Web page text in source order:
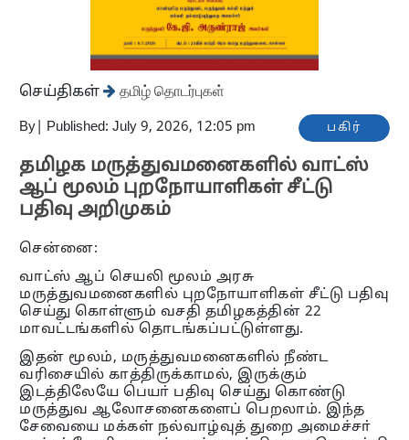
செய்திகள் தமிழ் தொடர்புகள்
By Published: July 9, 2026, 12:05 pm பகிர்
தமிழக மருத்துவமனைகளில் வாட்ஸ்
ஆப் மூலம் புறநோயாளிகள் சீட்டு
பதிவு அறிமுகம்
சென்னை:
வாட்ஸ் ஆப் செயலி மூலம் அரசு
மருத்துவமனைகளில் புறநோயாளிகள் சீட்டு பதிவு
செய்து கொள்ளும் வசதி தமிழகத்தின் 22
மாவட்டங்களில் தொடங்கப்பட்டுள்ளது.
இதன் மூலம், மருத்துவமனைகளில் நீண்ட
வரிசையில் காத்திருக்காமல், இருக்கும்
இடத்திலேயே பெயா் பதிவு செய்து கொண்டு
மருத்துவ ஆலோசனைகளைப் பெறலாம். இந்த
சேவையை மக்கள் நல்வாழ்வுத் துறை அமைச்சா்